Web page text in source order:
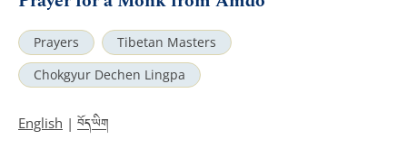
Prayers
Tibetan Masters
Chokgyur Dechen Lingpa
English | བོད་ཡིག